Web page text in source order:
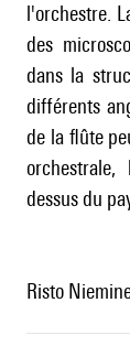
l'orchestre.
des
dans la
différents
de la flûte
dessus du
Risto